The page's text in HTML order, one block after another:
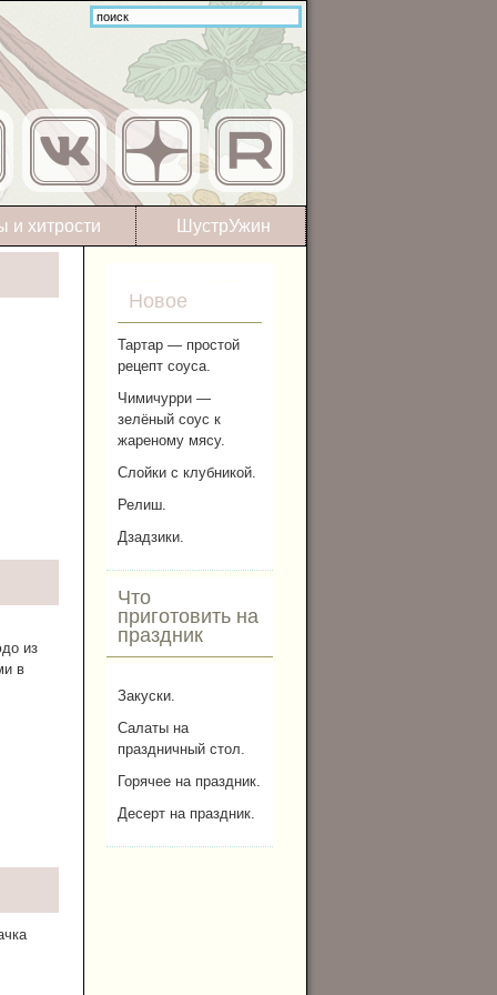
ШустрУжин
и хитрости
Новое
Тартар — простой
рецепт соуса.
Чимичурри —
зелёный соус к
жареному мясу.
Слойки с клубникой.
Релиш.
Дзадзики.
Что
приготовить на
праздник
Закуски.
Салаты на
праздничный стол.
Горячее на праздник.
Десерт на праздник.
из
в